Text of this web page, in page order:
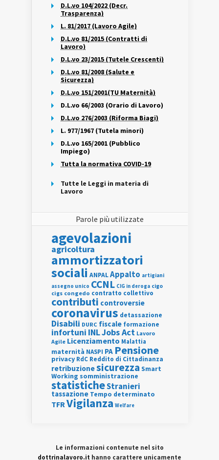
D.L.vo 104/2022 (Decr.
Trasparenza)
L. 81/2017 (Lavoro Agile)
D.L.vo 81/2015 (Contratti di
Lavoro)
D.L.vo 23/2015 (Tutele Crescenti)
D.L.vo 81/2008 (Salute e
Sicurezza)
D.L.vo 151/2001(TU Maternità)
D.L.vo 66/2003 (Orario di Lavoro)
D.L.vo 276/2003 (Riforma Biagi)
L. 977/1967 (Tutela minori)
D.L.vo 165/2001 (Pubblico
Impiego)
Tutta la normativa COVID-19
Tutte le Leggi in materia di
Lavoro
Parole più utilizzate
agevolazioni
agricoltura
ammortizzatori
sociali ANPALAppalto artigiani
assegno unico CCNL CIG in deroga cigo
cigs congedo contratto collettivo
contributi controversie
coronavirus detassazione
Disabili DURC fiscale formazione
infortuni INLJobs Act Lavoro
Agile Licenziamento Malattia
maternità NASPI PA Pensione
privacy RdC Reddito di Cittadinanza
retribuzionesicurezza Smart
Working somministrazione
statisticheStranieri
tassazione Tempo determinato
TFR Vigilanza Welfare
Le informazioni contenute nel sito
dottrinalavoro.it hanno carattere unicamente